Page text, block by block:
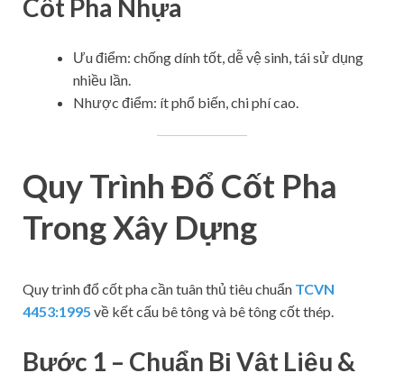
Cốt Pha Nhựa
Ưu điểm: chống dính tốt, dễ vệ sinh, tái sử dụng
nhiều lần.
Nhược điểm: ít phổ biến, chi phí cao.
Quy Trình Đổ Cốt Pha
Trong Xây Dựng
Quy trình đổ cốt pha cần tuân thủ tiêu chuẩn TCVN
4453:1995 về kết cấu bê tông và bê tông cốt thép.
Bước 1 – Chuẩn Bị Vật Liệu &